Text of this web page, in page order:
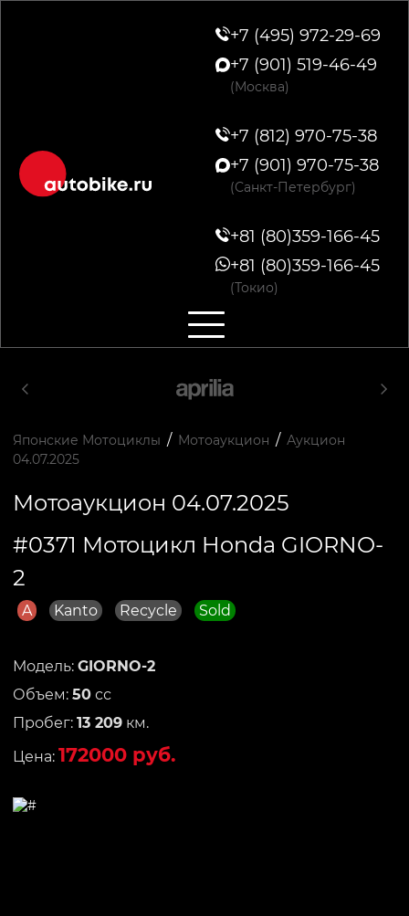
+7 (495) 972-29-69
+7 (901) 519-46-49
(Москва)
+7 (812) 970-75-38
+7 (901) 970-75-38
(Санкт-Петербург)
+81 (80)359-166-45
+81 (80)359-166-45
(Токио)
Японские Мотоциклы / Мотоаукцион / Аукцион
04.07.2025
Мотоаукцион 04.07.2025
#0371 Мотоцикл Honda GIORNO-
2
A Kanto Recycle Sold
Модель: GIORNO-2
Объем: 50 сс
Пробег: 13 209 км.
Цена: 172000 руб.